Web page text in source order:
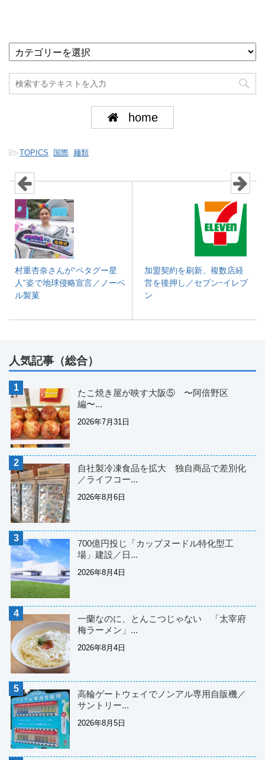
home
-TOPICS 国際 麺類
村重杏奈さんが“ペタグー星
人”姿で地球侵略宣言／ノーベ
ル製菓
加盟契約を刷新、複数店経
営を後押し／セブンｰイレブ
ン
人気記事（総合）
たこ焼き屋が映す大阪⑤ 〜阿倍野区
編〜...
2026年7月31日
自社製冷凍食品を拡大 独自商品で差別化
／ライフコー...
2026年8月6日
700億円投じ「カップヌードル特化型工
場」建設／日...
2026年8月4日
一蘭なのに、とんこつじゃない 「太宰府
梅ラーメン」...
2026年8月4日
高輪ゲートウェイでノンアル専用自販機／
サントリー...
2026年8月5日